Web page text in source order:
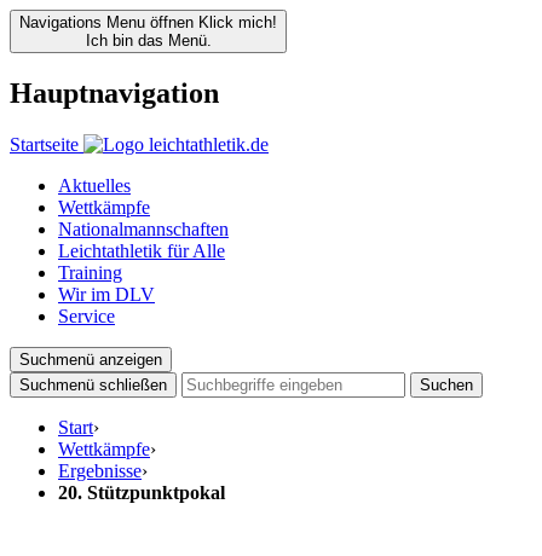
Navigations Menu öffnen Klick mich!
Ich bin das Menü.
Hauptnavigation
Startseite
Aktuelles
Wettkämpfe
Nationalmannschaften
Leichtathletik für Alle
Training
Wir im DLV
Service
Suchmenü anzeigen
Suchmenü schließen
Suchen
Start›
Wettkämpfe›
Ergebnisse›
20. Stützpunktpokal